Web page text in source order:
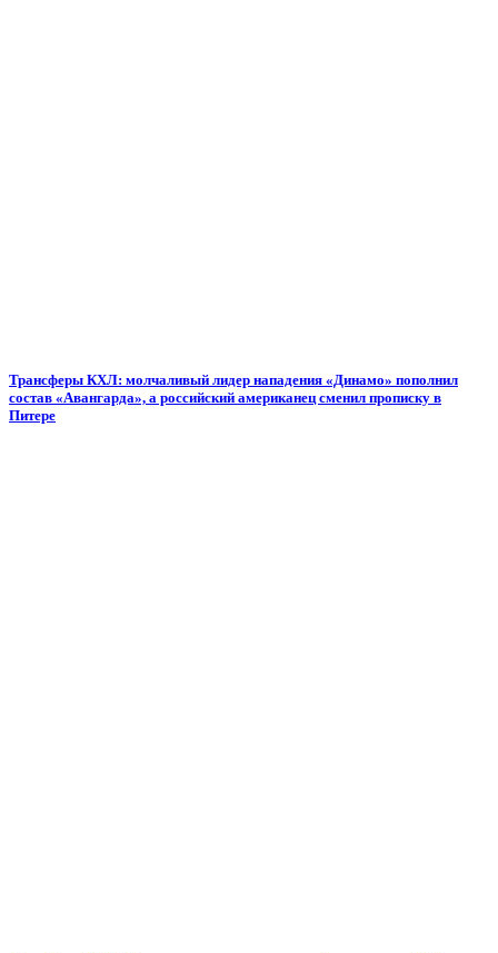
Трансферы КХЛ: молчаливый лидер нападения «Динамо» пополнил
состав «Авангарда», а российский американец сменил прописку в
Питере